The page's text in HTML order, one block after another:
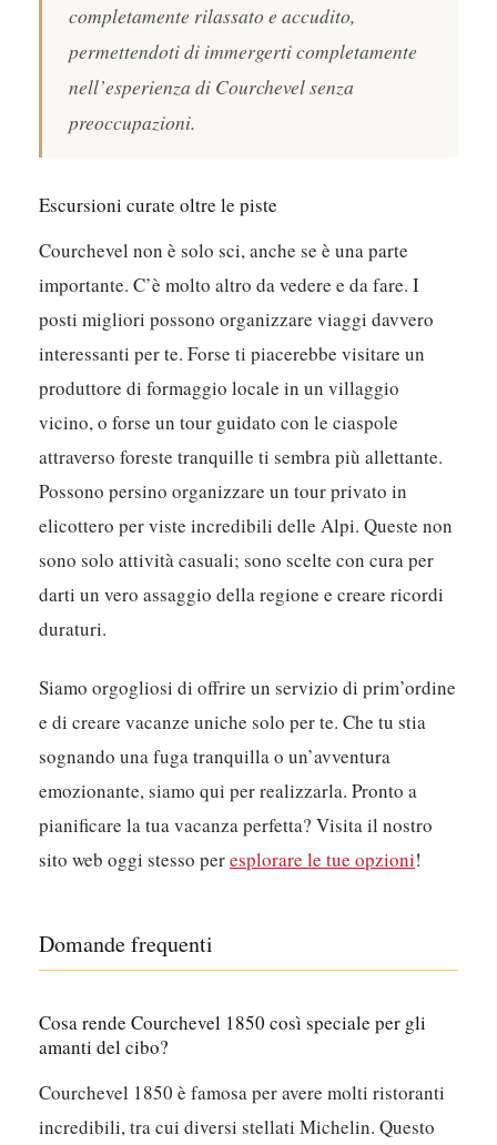
completamente rilassato e accudito,
permettendoti di immergerti completamente
nell’esperienza di Courchevel senza
preoccupazioni.
Escursioni curate oltre le piste
Courchevel non è solo sci, anche se è una parte
importante. C’è molto altro da vedere e da fare. I
posti migliori possono organizzare viaggi davvero
interessanti per te. Forse ti piacerebbe visitare un
produttore di formaggio locale in un villaggio
vicino, o forse un tour guidato con le ciaspole
attraverso foreste tranquille ti sembra più allettante.
Possono persino organizzare un tour privato in
elicottero per viste incredibili delle Alpi. Queste non
sono solo attività casuali; sono scelte con cura per
darti un vero assaggio della regione e creare ricordi
duraturi.
Siamo orgogliosi di offrire un servizio di prim’ordine
e di creare vacanze uniche solo per te. Che tu stia
sognando una fuga tranquilla o un’avventura
emozionante, siamo qui per realizzarla. Pronto a
pianificare la tua vacanza perfetta? Visita il nostro
sito web oggi stesso peresplorare le tue opzioni!
Domande frequenti
Cosa rende Courchevel 1850 così speciale per gli
amanti del cibo?
Courchevel 1850 è famosa per avere molti ristoranti
incredibili, tra cui diversi stellati Michelin. Questo